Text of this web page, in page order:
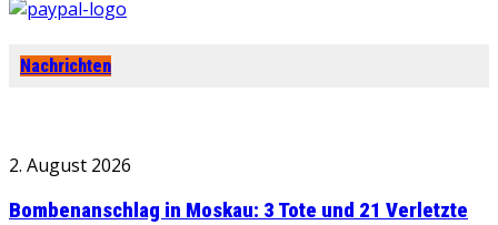
Nachrichten
2. August 2026
Bombenanschlag in Moskau: 3 Tote und 21 Verletzte